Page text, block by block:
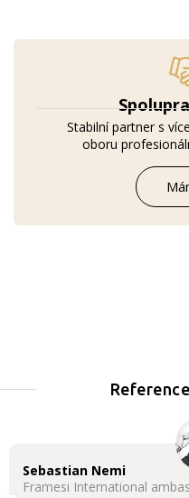
Stabilní partner s
oboru
Sebastian Nemi
Framesi International